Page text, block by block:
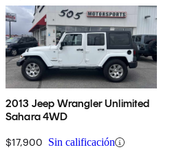
2013 Jeep Wrangler Unlimited
Sahara 4WD
$17,900 Sin calificación